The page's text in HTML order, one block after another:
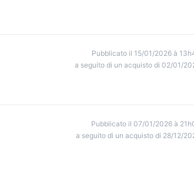
Pubblicato il 15/01/2026 à
a seguito di un acquisto di 02/01/
Pubblicato il 07/01/2026 à
a seguito di un acquisto di 28/12/